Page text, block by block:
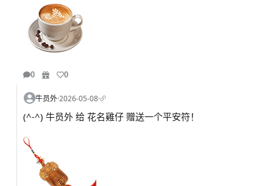
0 0
牛员外·2026-05-08·
(^-^) 牛员外 给 花名雞仔 赠送一个平安符！